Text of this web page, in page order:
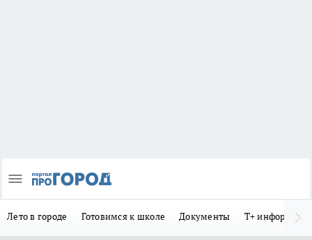
Лето в городе Готовимся к школе Документы Т+